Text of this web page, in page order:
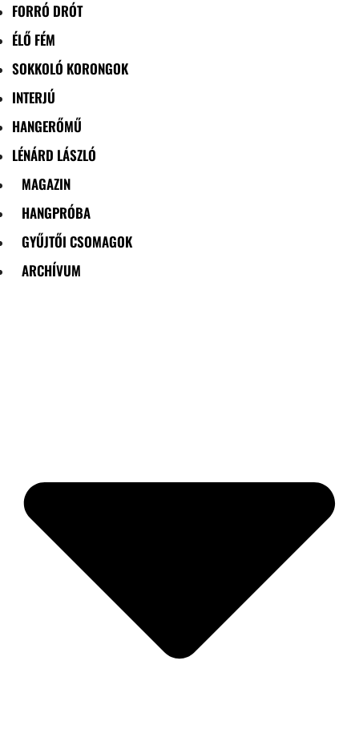
FORRÓ DRÓT
ÉLŐ FÉM
SOKKOLÓ KORONGOK
INTERJÚ
HANGERŐMŰ
LÉNÁRD LÁSZLÓ
MAGAZIN
HANGPRÓBA
GYŰJTŐI CSOMAGOK
ARCHÍVUM